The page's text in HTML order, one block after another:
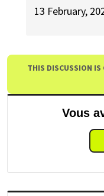
13 February,
THIS DISCUSSION IS
Vous